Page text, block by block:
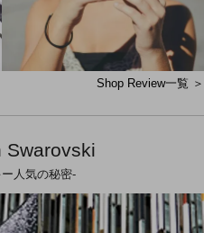
Shop Review一覧 ＞
Swarovski
人気の秘密-